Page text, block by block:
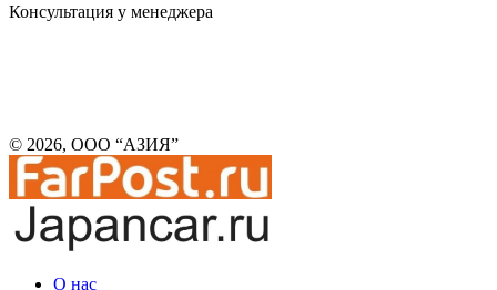
Консультация у менеджера
© 2026, ООО “АЗИЯ”
О нас